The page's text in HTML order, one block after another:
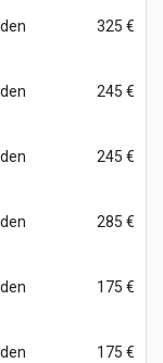
325 €
245 €
245 €
285 €
175 €
175 €